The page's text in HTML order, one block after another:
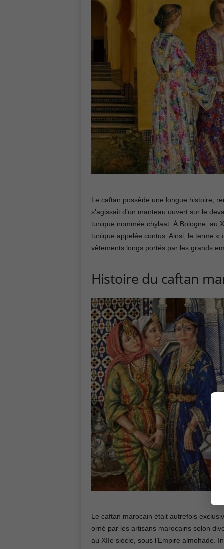
Le caftan possède une longue histoire,
s’agissait d’un manteau ouvert sur le
tunique nommée chylaat. À Bologne, au
tunique appelée contus. Ainsi, le terme
vêtements longs portés par les grands
Histoire du caftan
Le caftan marocain était autrefois
orné par les artisans marocains selon
au XIIe siècle, sous l’Empire almohade.